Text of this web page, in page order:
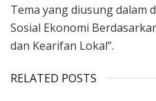
Tema yang diusung dalam
Sosial Ekonomi
dan Kearifan Lokal”.
RELATED POSTS